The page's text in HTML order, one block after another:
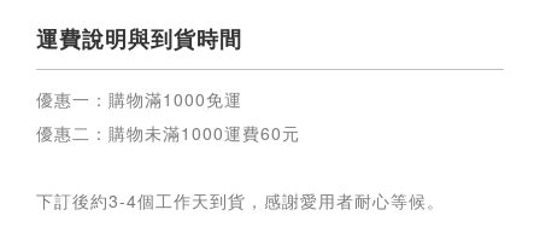
運費說明與到貨時間
優惠一：購物滿1000免運
優惠二：購物未滿1000運費60元
下訂後約3-4個工作天到貨，感謝愛用者耐心等候。